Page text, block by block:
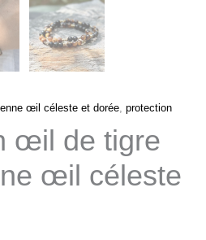
œil céleste et dorée protection
œil de tigre
œil céleste